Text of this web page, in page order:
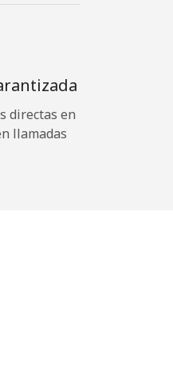
directas en
llamadas